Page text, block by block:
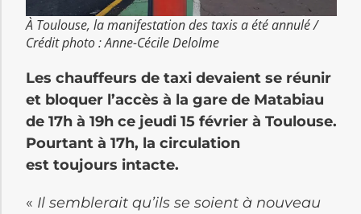
À Toulouse, la manifestation des taxis a été annulé /
Crédit photo : Anne-Cécile Delolme
Les chauffeurs de taxi devaient se réunir
et bloquer l’accès à la gare de Matabiau
de 17h à 19h ce jeudi 15 février à Toulouse.
Pourtant à 17h, la circulation
est toujours intacte.
« Il semblerait qu’ils se soient à nouveau